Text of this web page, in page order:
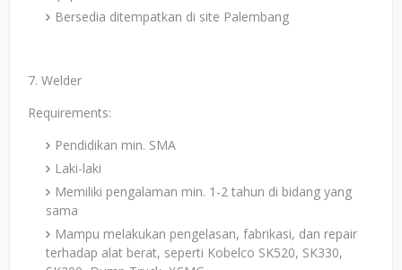
Bersedia ditempatkan di site Palembang
7. Welder
Requirements:
Pendidikan min. SMA
Laki-laki
Memiliki pengalaman min. 1-2 tahun di bidang yang
sama
Mampu melakukan pengelasan, fabrikasi, dan repair
terhadap alat berat, seperti Kobelco SK520, SK330,